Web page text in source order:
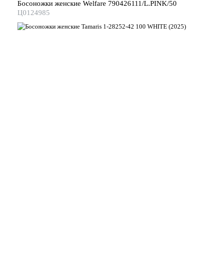
Босоножки женские Welfare 790426111/L.PINK/50
Ц0124985